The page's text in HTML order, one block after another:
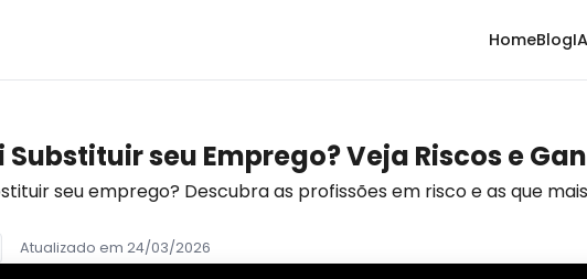
HomeBlogIA
seu Emprego? Veja Riscos e
seu emprego? Descubra as profissões em risco e as que
Atualizado em 24/03/2026